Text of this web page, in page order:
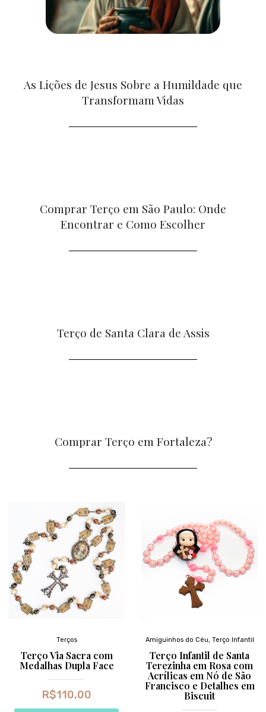
As Lições de Jesus Sobre a Humildade que
Transformam Vidas
Comprar Terço em São Paulo: Onde
Encontrar e Como Escolher
Terço de Santa Clara de Assis
Comprar Terço em Fortaleza?
Terços
Terço Via Sacra com
Medalhas Dupla Face
R$110,00
Amiguinhos do Céu, Terço Infantil
Terço Infantil de Santa
Terezinha em Rosa com
Acrílicas em Nó de São
Francisco e Detalhes em
Biscuit